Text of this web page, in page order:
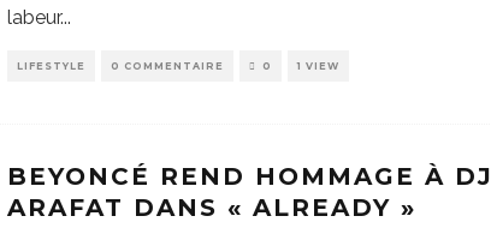
labeur...
LIFESTYLE 0 COMMENTAIRE 0 1 VIEW
BEYONCÉ REND HOMMAGE À DJ
ARAFAT DANS « ALREADY »